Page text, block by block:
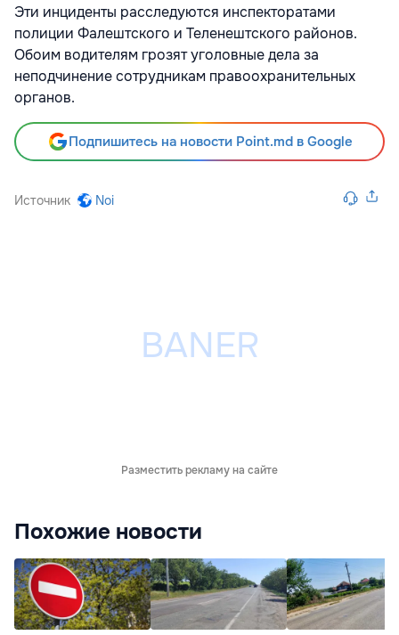
Эти инциденты расследуются инспекторатами
полиции Фалештского и Теленештского районов.
Обоим водителям грозят уголовные дела за
неподчинение сотрудникам правоохранительных
органов.
Подпишитесь на новости Point.md в Google
Источник Noi
Разместить рекламу на сайте
Похожие новости